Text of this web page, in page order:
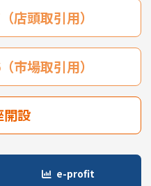
店頭取引用）
市場取引用）
開設
e-profit